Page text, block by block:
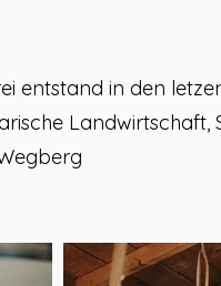
entstand in den